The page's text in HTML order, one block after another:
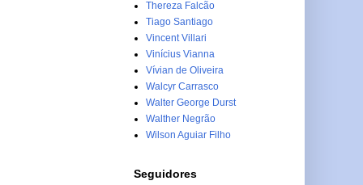
Thereza Falcão
Tiago Santiago
Vincent Villari
Vinícius Vianna
Vívian de Oliveira
Walcyr Carrasco
Walter George Durst
Walther Negrão
Wilson Aguiar Filho
Seguidores